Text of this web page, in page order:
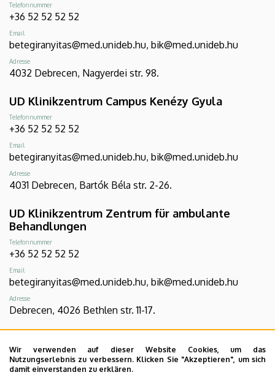
Wir verwenden auf dieser Website Cookies, um das
Nutzungserlebnis zu verbessern. Klicken Sie "Akzeptieren", um sich
damit einverstanden zu erklären.
Telefonnummer
+36 52 52 52 52
Email
betegiranyitas@med.unideb.hu, bik@med.unideb.hu
Adresse
4032 Debrecen, Nagyerdei str. 98.
UD Klinikzentrum Campus Kenézy Gyula
Telefonnummer
+36 52 52 52 52
Email
betegiranyitas@med.unideb.hu, bik@med.unideb.hu
Adresse
4031 Debrecen, Bartók Béla str. 2-26.
UD Klinikzentrum Zentrum für ambulante
Behandlungen
Telefonnummer
+36 52 52 52 52
Email
betegiranyitas@med.unideb.hu, bik@med.unideb.hu
Adresse
Debrecen, 4026 Bethlen str. 11-17.
Telefonnummer
+36 54 507 555